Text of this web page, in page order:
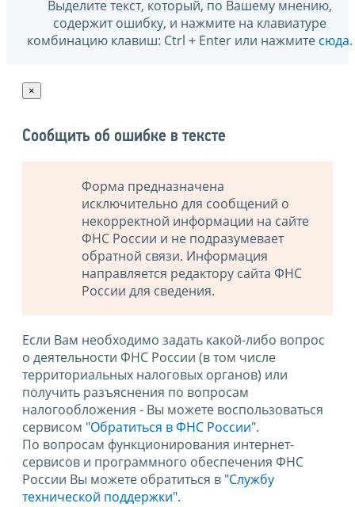
Выделите текст, который, по Вашему мнению,
содержит ошибку, и нажмите на клавиатуре
комбинацию клавиш: Ctrl + Enter или нажмите сюда.
×
Сообщить об ошибке в тексте
Форма предназначена
исключительно для сообщений о
некорректной информации на сайте
ФНС России и не подразумевает
обратной связи. Информация
направляется редактору сайта ФНС
России для сведения.
Если Вам необходимо задать какой-либо вопрос
о деятельности ФНС России (в том числе
территориальных налоговых органов) или
получить разъяснения по вопросам
налогообложения - Вы можете воспользоваться
сервисом "Обратиться в ФНС России".
По вопросам функционирования интернет-
сервисов и программного обеспечения ФНС
России Вы можете обратиться в "Службу
технической поддержки".